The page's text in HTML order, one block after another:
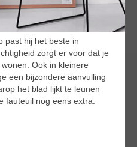
past hij het beste in
zorgt er voor dat je
Ook in kleinere
een bijzondere aanvulling
het blad lijkt te leunen
fauteuil nog eens extra.